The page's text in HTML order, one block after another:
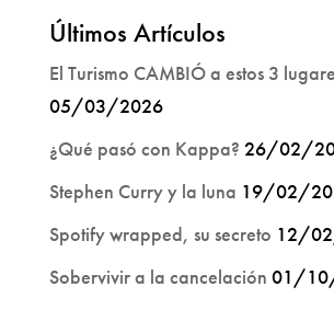
Últimos Artículos
El Turismo CAMBIÓ a estos 3
05/03/2026
¿Qué pasó con Kappa? 26/02/
Stephen Curry y la luna 19/02/
Spotify wrapped, su secreto 12/
Sobervivir a la cancelación 01/